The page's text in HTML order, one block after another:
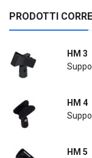
PRODOTTI
HM 3
HM 4
HM 5